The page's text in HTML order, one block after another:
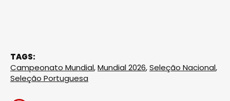
TAGS:
Campeonato Mundial,Mundial 2026,Seleção Nacional,
Seleção Portuguesa